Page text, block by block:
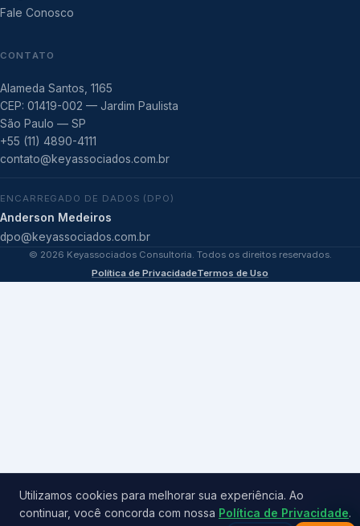
Fale Conosco
CONTATO
Alameda Santos, 1165
CEP: 01419-002 — Jardim Paulista
São Paulo — SP
+55 (11) 4890-4111
contato@keyassociados.com.br
ENCARREGADO DE DADOS (DPO)
Anderson Medeiros
dpo@keyassociados.com.br
© 2026 Keyassociados Consultoria. Todos os direitos reservados.
Política de PrivacidadeTermos de Uso
Utilizamos cookies para melhorar sua experiência. Ao
continuar, você concorda com nossa Política de Privacidade.